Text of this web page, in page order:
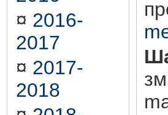
¤ 2016-
2017
¤ 2017-
2018